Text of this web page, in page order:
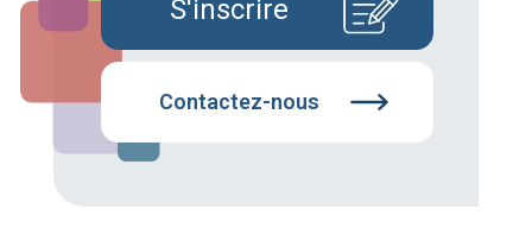
S'inscrire
Contactez-nous